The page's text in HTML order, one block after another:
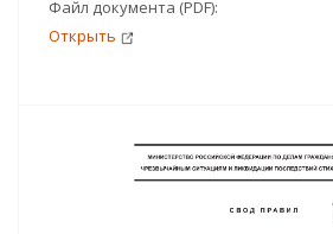
Файл документа (PDF):
Открыть